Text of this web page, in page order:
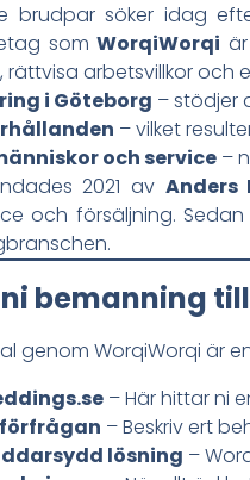
brudpar söker idag
somWorqiWorqi
arbetsvillkor och
i Göteborg – stödjer
– vilket
och service–
2021 av Anders
och försäljning.
bemanning
genom WorqiWorqi är
– Här hittar ni
förfrågan – Beskriv ert
lösning –